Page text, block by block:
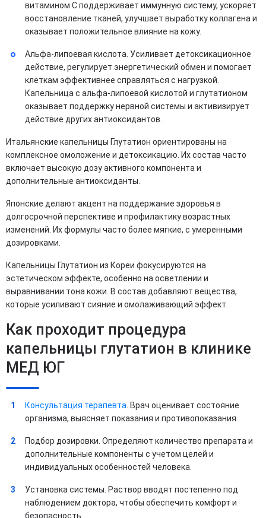
витамином С поддерживает иммунную систему, ускоряет
восстановление тканей, улучшает выработку коллагена и
оказывает положительное влияние на кожу.
Альфа-липоевая кислота. Усиливает детоксикационное
действие, регулирует энергетический обмен и помогает
клеткам эффективнее справляться с нагрузкой.
Капельница с альфа-липоевой кислотой и глутатионом
оказывает поддержку нервной системы и активизирует
действие других антиоксидантов.
Итальянские капельницы Глутатион ориентированы на
комплексное омоложение и детоксикацию. Их состав часто
включает высокую дозу активного компонента и
дополнительные антиоксиданты.
Японские делают акцент на поддержание здоровья в
долгосрочной перспективе и профилактику возрастных
изменений. Их формулы часто более мягкие, с умеренными
дозировками.
Капельницы Глутатион из Кореи фокусируются на
эстетическом эффекте, особенно на осветлении и
выравнивании тона кожи. В состав добавляют вещества,
которые усиливают сияние и омолаживающий эффект.
Как проходит процедура
капельницы глутатион в клинике
МЕД ЮГ
Консультация терапевта . Врач оценивает состояние
организма, выясняет показания и противопоказания.
Подбор дозировки. Определяют количество препарата и
дополнительные компоненты с учетом целей и
индивидуальных особенностей человека.
Установка системы. Раствор вводят постепенно под
наблюдением доктора, чтобы обеспечить комфорт и
безопасность.